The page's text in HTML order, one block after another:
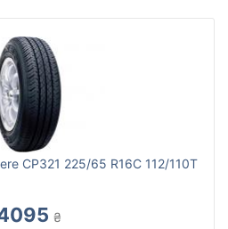
CP321 225/65 R16C 112/110T
₴